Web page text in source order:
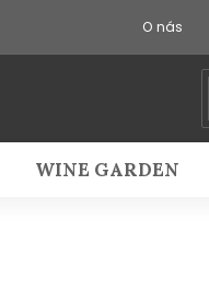
O nás
WINE GARDEN